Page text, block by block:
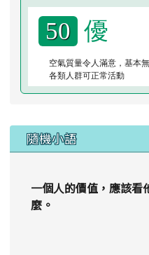
50 優
空氣質量令人滿意，基本
各類人群可正常活動
隨機小語
一個人的價值，應該看
麼。